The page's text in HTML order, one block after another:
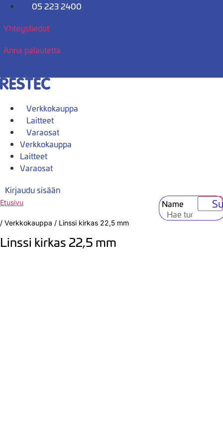
Mene
05 223 2400
Yhteystiedot
Anna palautetta
Verkkokauppa
Laitteet
Varaosat
Verkkokauppa
Laitteet
Varaosat
Kirjaudu sisään
Name
Etusivu
/ Verkkokauppa / Linssi kirkas 22,5 mm
Linssi kirkas 22,5 mm